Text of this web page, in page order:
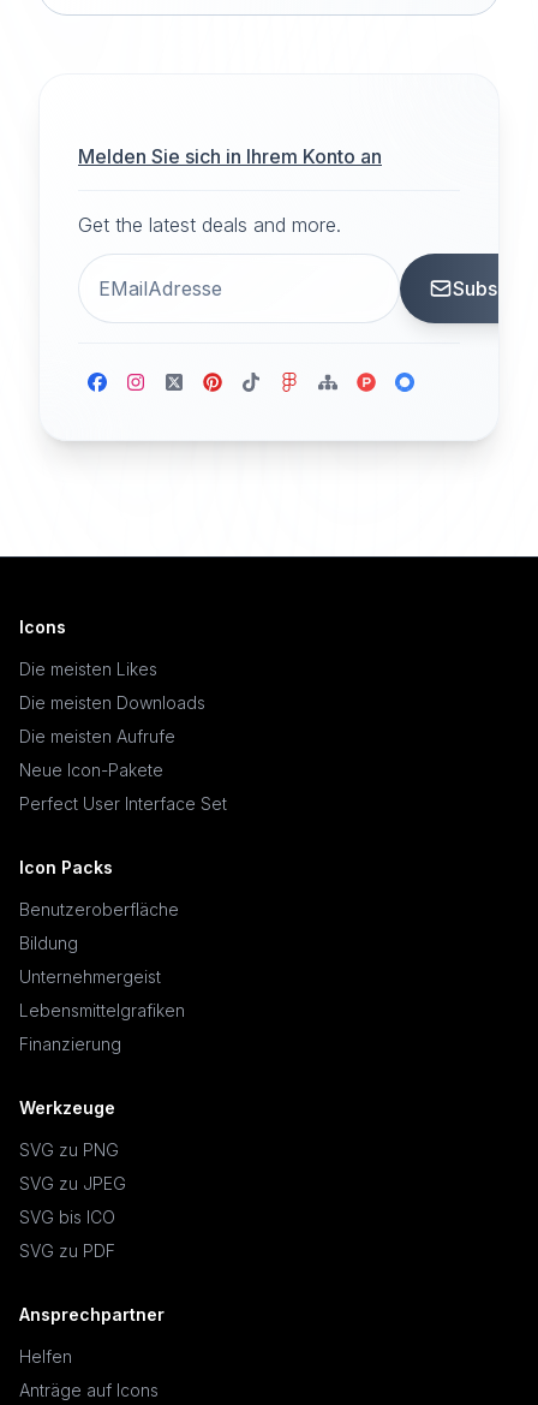
Melden Sie sich in Ihrem Konto an
Get the latest deals and more.
Icons
Die meisten Likes
Die meisten Downloads
Die meisten Aufrufe
Neue Icon-Pakete
Perfect User Interface Set
Icon Packs
Benutzeroberfläche
Bildung
Unternehmergeist
Lebensmittelgrafiken
Finanzierung
Werkzeuge
SVG zu PNG
SVG zu JPEG
SVG bis ICO
SVG zu PDF
Ansprechpartner
Helfen
Anträge auf Icons